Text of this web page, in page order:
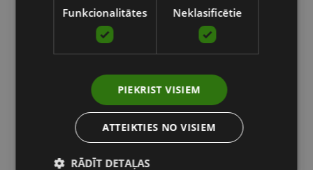
VELOTRENAŽIERIS
€
pievienot grozam
Funkcionalitātes Neklasificētie
PIEKRIST VISIEM
ATTEIKTIES NO VISIEM
RĀDĪT DETAĻAS